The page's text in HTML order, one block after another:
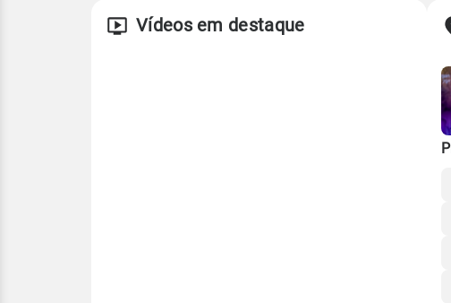
Vídeos em destaque